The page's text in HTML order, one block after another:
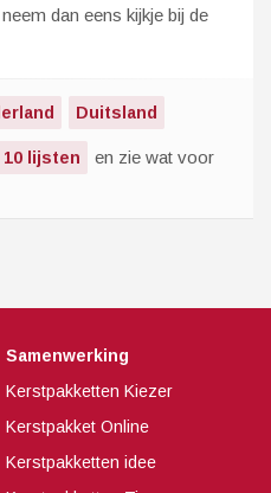
dan eens kijkje bij de
Duitsland
10 lijsten en zie wat voor
Samenwerking
Kerstpakketten Kiezer
Kerstpakket Online
Kerstpakketten idee